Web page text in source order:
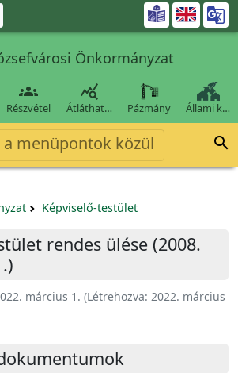

Önkormányzat

Részvétel

Átláthat… Pázmány Állami k…
a menüpontok közül 
Képviselő-testület
rendes ülése (2008.
március 1. (Létrehozva: 2022. március